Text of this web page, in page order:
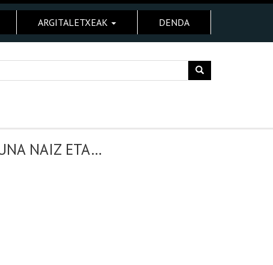
ARGITALETXEAK DENDA
NAIZ ETA…